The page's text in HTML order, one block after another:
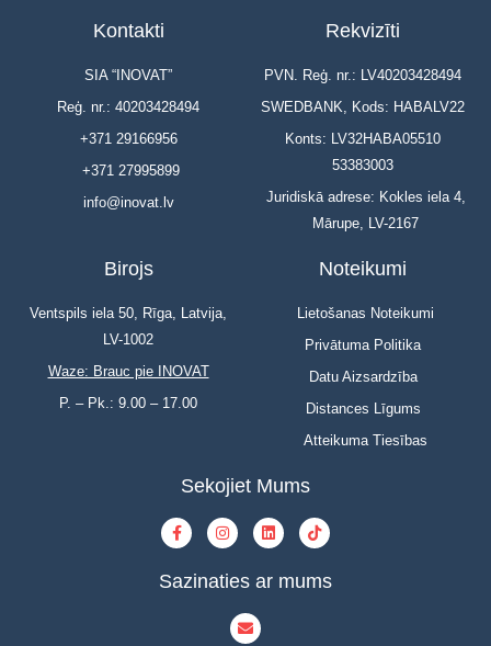
Kontakti
SIA “INOVAT”
Reģ. nr.: 40203428494
+371 29166956
+371 27995899
info@inovat.lv
Rekvizīti
PVN. Reģ. nr.: LV40203428494
SWEDBANK, Kods: HABALV22
Konts: LV32HABA05510
53383003
Juridiskā adrese: Kokles iela 4,
Mārupe, LV-2167
Birojs
Ventspils iela 50, Rīga, Latvija,
LV-1002
Waze: Brauc pie INOVAT
P. – Pk.: 9.00 – 17.00
Noteikumi
Lietošanas Noteikumi
Privātuma Politika
Datu Aizsardzība
Distances Līgums
Atteikuma Tiesības
Sekojiet Mums
Sazinaties ar mums